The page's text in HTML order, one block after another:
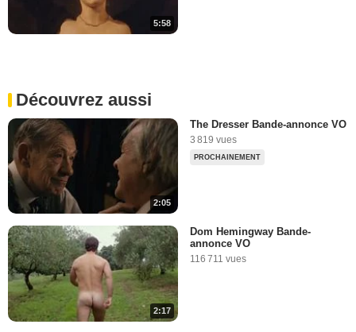
5:58
Découvrez aussi
2:05
The Dresser Bande-annonce VO
3 819 vues
PROCHAINEMENT
2:17
Dom Hemingway Bande-
annonce VO
116 711 vues